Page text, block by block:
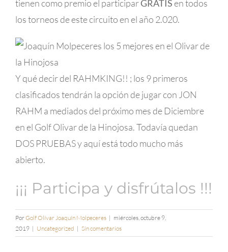
tienen como premio el participarGRATISen todos
los torneos de este circuito en el año 2.020.
Y qué decir del RAHMKING!! ; los 9 primeros
clasificados tendrán la opción de jugar con JON
RAHM a mediados del próximo mes de Diciembre
en el Golf Olivar de la Hinojosa. Todavía quedan
DOS PRUEBAS y aquí está todo mucho más
abierto.
¡¡¡ Participa y disfrútalos !!!
PorGolf Olivar Joaquín Molpeceres | miércoles, octubre 9,
2019 | Uncategorized | Sin comentarios